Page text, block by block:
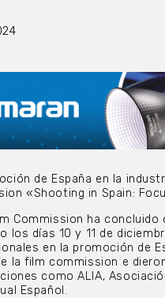
de España en la
«Shooting in Spain:
Commission ha
los días 10 y 11 de
en la promoción de
la film commission e
como ALIA,
Español.